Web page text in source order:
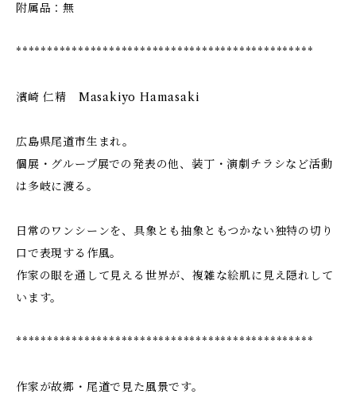
附属品：無
************************************************
濱崎 仁精 Masakiyo Hamasaki
広島県尾道市生まれ。
個展・グループ展での発表の他、装丁・演劇チラシなど活動
は多岐に渡る。
日常のワンシーンを、具象とも抽象ともつかない独特の切り
口で表現する作風。
作家の眼を通して見える世界が、複雑な絵肌に見え隠れして
います。
************************************************
作家が故郷・尾道で見た風景です。